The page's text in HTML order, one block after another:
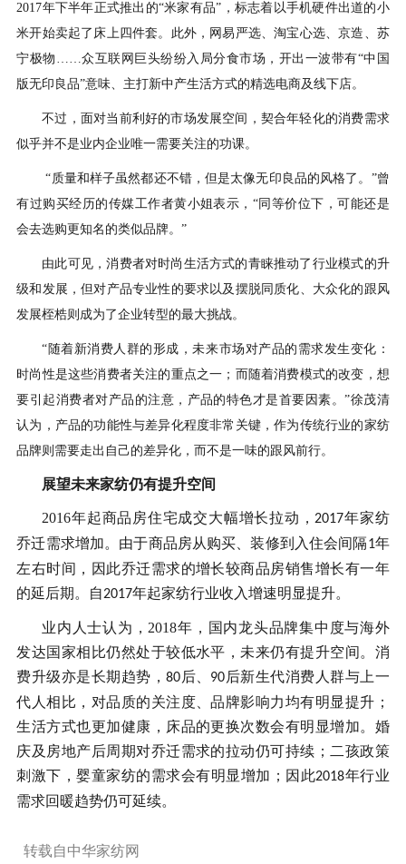
2017年下半年正式推出的“米家有品”，标志着以手机硬件出道的小
米开始卖起了床上四件套。此外，网易严选、淘宝心选、京造、苏
宁极物……众互联网巨头纷纷入局分食市场，开出一波带有“中国
版无印良品”意味、主打新中产生活方式的精选电商及线下店。
不过，面对当前利好的市场发展空间，契合年轻化的消费需求
似乎并不是业内企业唯一需要关注的功课。
“质量和样子虽然都还不错，但是太像无印良品的风格了。”曾
有过购买经历的传媒工作者黄小姐表示，“同等价位下，可能还是
会去选购更知名的类似品牌。”
由此可见，消费者对时尚生活方式的青睐推动了行业模式的升
级和发展，但对产品专业性的要求以及摆脱同质化、大众化的跟风
发展桎梏则成为了企业转型的最大挑战。
“随着新消费人群的形成，未来市场对产品的需求发生变化：
时尚性是这些消费者关注的重点之一；而随着消费模式的改变，想
要引起消费者对产品的注意，产品的特色才是首要因素。”徐茂清
认为，产品的功能性与差异化程度非常关键，作为传统行业的家纺
品牌则需要走出自己的差异化，而不是一味的跟风前行。
展望未来家纺仍有提升空间
2016年起商品房住宅成交大幅增长拉动， 2017年家纺
乔迁需求增加。由于商品房从购买、装修到入住会间隔1年
左右时间，因此乔迁需求的增长较商品房销售增长有一年
的延后期。自2017年起家纺行业收入增速明显提升。
业内人士认为，2018年，国内龙头品牌集中度与海外
发达国家相比仍然处于较低水平，未来仍有提升空间。消
费升级亦是长期趋势，80后、 90后新生代消费人群与上一
代人相比，对品质的关注度、品牌影响力均有明显提升；
生活方式也更加健康，床品的更换次数会有明显增加。婚
庆及房地产后周期对乔迁需求的拉动仍可持续；二孩政策
刺激下，婴童家纺的需求会有明显增加；因此2018年行业
需求回暖趋势仍可延续。
转载自中华家纺网